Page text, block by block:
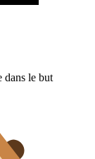
dans le but